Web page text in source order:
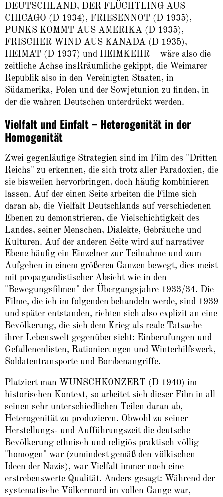
DEUTSCHLAND, DER FLÜCHTLING AUS
CHICAGO (D 1934), FRIESENNOT (D 1935),
PUNKS KOMMT AUS AMERIKA (D 1935),
FRISCHER WIND AUS KANADA (D 1935),
HEIMAT (D 1937) und HEIMKEHR – wäre also die
zeitliche Achse insRräumliche gekippt, die Weimarer
Republik also in den Vereinigten Staaten, in
Südamerika, Polen und der Sowjetunion zu finden, in
der die wahren Deutschen unterdrückt werden.
Vielfalt und Einfalt – Heterogenität in der
Homogenität
Zwei gegenläufige Strategien sind im Film des "Dritten
Reichs" zu erkennen, die sich trotz aller Paradoxien, die
sie bisweilen hervorbringen, doch häufig kombinieren
lassen. Auf der einen Seite arbeiten die Filme sich
daran ab, die Vielfalt Deutschlands auf verschiedenen
Ebenen zu demonstrieren, die Vielschichtigkeit des
Landes, seiner Menschen, Dialekte, Gebräuche und
Kulturen. Auf der anderen Seite wird auf narrativer
Ebene häufig ein Einzelner zur Teilnahme und zum
Aufgehen in einem größeren Ganzen bewegt, dies meist
mit propagandistischer Absicht wie in den
"Bewegungsfilmen" der Übergangsjahre 1933/34. Die
Filme, die ich im folgenden behandeln werde, sind 1939
und später entstanden, richten sich also explizit an eine
Bevölkerung, die sich dem Krieg als reale Tatsache
ihrer Lebenswelt gegenüber sieht: Einberufungen und
Gefallenenlisten, Rationierungen und Winterhilfswerk,
Soldatentransporte und Bombenangriffe.
Platziert man WUNSCHKONZERT (D 1940) im
historischen Kontext, so arbeitet sich dieser Film in all
seinen sehr unterschiedlichen Teilen daran ab,
Heterogenität zu produzieren. Obwohl zu seiner
Herstellungs- und Aufführungszeit die deutsche
Bevölkerung ethnisch und religiös praktisch völlig
"homogen" war (zumindest gemäß den völkischen
Ideen der Nazis), war Vielfalt immer noch eine
erstrebenswerte Qualität. Anders gesagt: Während der
systematische Völkermord im vollen Gange war,